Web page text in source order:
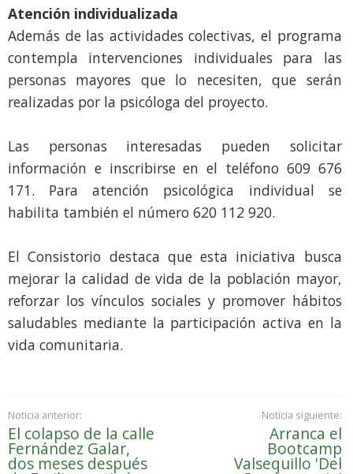
Atención individualizada
Además de las actividades colectivas, el programa
contempla intervenciones individuales para las
personas mayores que lo necesiten, que serán
realizadas por la psicóloga del proyecto.
Las personas interesadas pueden solicitar
información e inscribirse en el teléfono 609 676
171. Para atención psicológica individual se
habilita también el número 620 112 920.
El Consistorio destaca que esta iniciativa busca
mejorar la calidad de vida de la población mayor,
reforzar los vínculos sociales y promover hábitos
saludables mediante la participación activa en la
vida comunitaria.
Noticia anterior:
El colapso de la calle
Fernández Galar,
dos meses después
Noticia siguiente:
Arranca el
Bootcamp
Valsequillo 'Del